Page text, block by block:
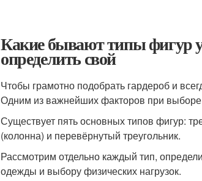
Какие бывают типы фигур
определить свой
Чтобы грамотно подобрать гардероб и
Одним из важнейших факторов при выборе
Существует пять основных типов фигур:
(колонна) и перевёрнутый треугольник.
Рассмотрим отдельно каждый тип,
одежды и выбору физических нагрузок.